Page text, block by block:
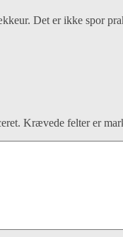
Det er ikke spor
Krævede felter er